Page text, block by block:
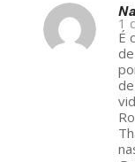
ays:
1
É